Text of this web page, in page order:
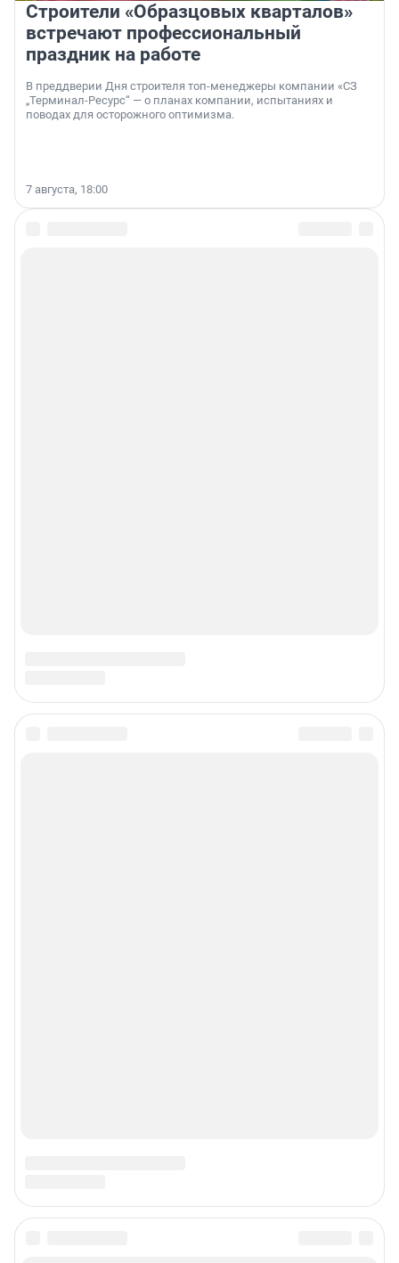
Строители «Образцовых кварталов»
встречают профессиональный
праздник на работе
В преддверии Дня строителя топ-менеджеры компании «СЗ
„Терминал-Ресурс“ — о планах компании, испытаниях и
поводах для осторожного оптимизма.
7 августа, 18:00